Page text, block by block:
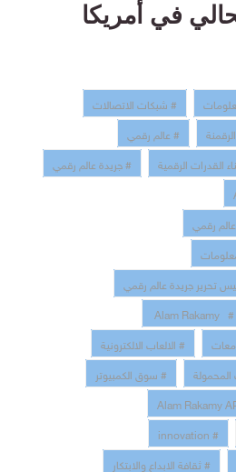
في أمريكا
# شبكات الاتصالات
# عالم رقمي
القدرات الرقمية
# جريدة عالم رقمي
رقمي
تحرير جريدة عالم رقمي
# Alam Rakamy
# الالعاب الالكترونية
المحمولة
# سوق الكمبيوتر
# innovation
# ثقافة الابداع والابتكار